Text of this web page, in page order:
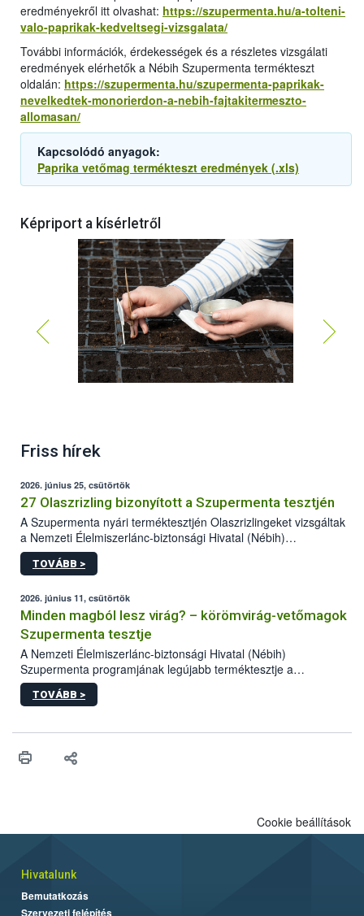
eredményekről itt olvashat: https://szupermenta.hu/a-tolteni-
valo-paprikak-kedveltsegi-vizsgalata/
További információk, érdekességek és a részletes vizsgálati
eredmények elérhetők a Nébih Szupermenta termékteszt
oldalán: https://szupermenta.hu/szupermenta-paprikak-
nevelkedtek-monorierdon-a-nebih-fajtakitermeszto-
allomasan/
Kapcsolódó anyagok:
Paprika vetőmag termékteszt eredmények (.xls)
Képriport a kísérletről
5x5 cm-es cellaméretű tálcákba vetették el
Friss hírek
2026. június 25, csütörtök
27 Olaszrizling bizonyított a Szupermenta tesztjén
A Szupermenta nyári terméktesztjén Olaszrizlingeket vizsgáltak
a Nemzeti Élelmiszerlánc-biztonsági Hivatal (Nébih)
szakemberei. Összesen 27 bor került „nagyító alá”, melyek az
élelmiszerbiztonsági és -minőségi vizsgálatok, valamint a
vizsgálaton az is kiderült, melyek a kóstolók által
legkedveltebbnek ítélt Olaszrizlingek.
TOVÁBB >
2026. június 11, csütörtök
Minden magból lesz virág? – körömvirág-vetőmagok
Szupermenta tesztje
A Nemzeti Élelmiszerlánc-biztonsági Hivatal (Nébih)
Szupermenta programjának legújabb terméktesztje a
körömvirág-vetőmagokra fókuszált. A hatósági vizsgálatokon a
szakemberek 16 kereskedelmi forgalomban kapható terméket
meg a jogszabályi előírásoknak, egy további termék pedig a
felügyelők mind a négy esetben eljárást indítottak és elrendelték
folytatódik a növények fejlődésének nyomonkövetésével.
TOVÁBB >
Cookie beállítások
Hivatalunk
Bemutatkozás
Szervezeti felépítés